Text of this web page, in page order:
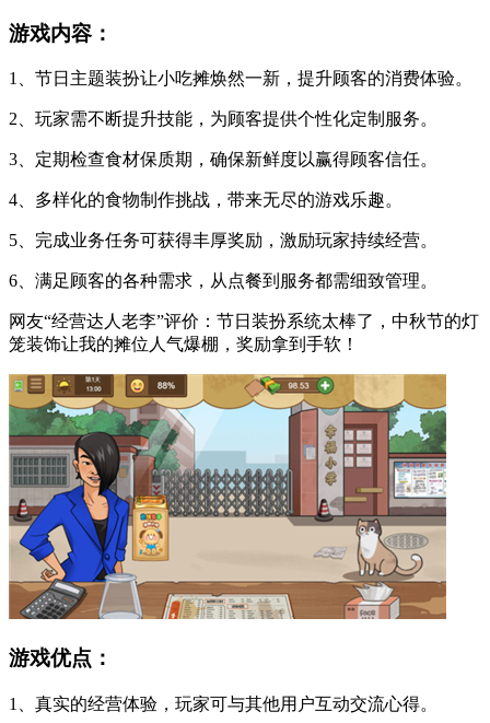
游戏内容：
1、节日主题装扮让小吃摊焕然一新，提升顾客的消费体验。
2、玩家需不断提升技能，为顾客提供个性化定制服务。
3、定期检查食材保质期，确保新鲜度以赢得顾客信任。
4、多样化的食物制作挑战，带来无尽的游戏乐趣。
5、完成业务任务可获得丰厚奖励，激励玩家持续经营。
6、满足顾客的各种需求，从点餐到服务都需细致管理。
网友“经营达人老李”评价：节日装扮系统太棒了，中秋节的灯
笼装饰让我的摊位人气爆棚，奖励拿到手软！
游戏优点：
1、真实的经营体验，玩家可与其他用户互动交流心得。